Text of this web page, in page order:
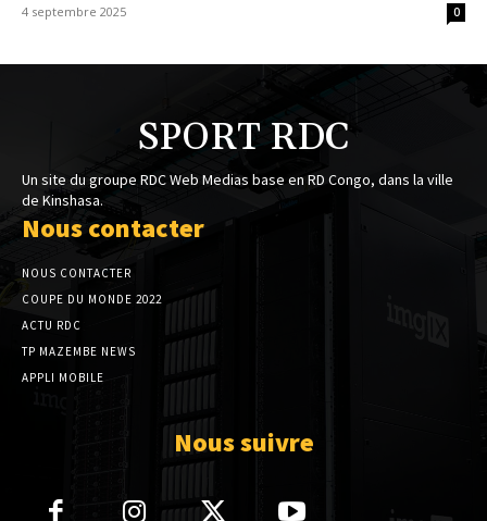
4 septembre 2025 0
SPORT RDC
Un site du groupe RDC Web Medias base en RD Congo, dans la ville
de Kinshasa.
Nous contacter
NOUS CONTACTER
COUPE DU MONDE 2022
ACTU RDC
TP MAZEMBE NEWS
APPLI MOBILE
Nous suivre